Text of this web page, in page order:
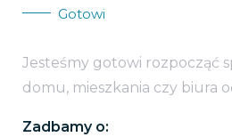
Gotowi
Jesteśmy gotowi rozpocząć
domu, mieszkania czy biura
Zadbamy o: